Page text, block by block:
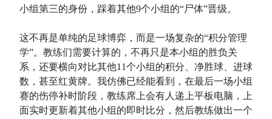
小组第三的身份，踩着其他9个小组的“尸体”晋级。
这不再是单纯的足球博弈，而是一场复杂的“积分管理
学”。教练们需要计算的，不再只是本小组的胜负关
系，还要横向对比其他11个小组的积分、净胜球、进球
数，甚至红黄牌。我仿佛已经能看到，在最后一场小组
赛的伤停补时阶段，教练席上会有人递上平板电脑，上
面实时更新着其他小组的即时比分，然后教练做出一个